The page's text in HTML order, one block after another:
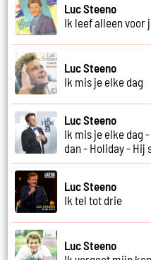
Luc Steeno
Ik leef alleen voor
Luc Steeno
Ik mis je elke dag
Luc Steeno
Ik mis je elke dag
dan - Holiday - Hij
Luc Steeno
Ik tel tot drie
Luc Steeno